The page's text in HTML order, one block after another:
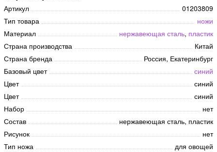
Артикул
01203809
Тип товара
ножи
Материал
нержавеющая сталь, пластик
Страна производства
Китай
Страна бренда
Россия, Екатеринбург
Базовый цвет
синий
Цвет
синий
Цвет
синий
Набор
нет
Состав
нержавеющая сталь, пластик
Рисунок
нет
Тип ножа
для овощей